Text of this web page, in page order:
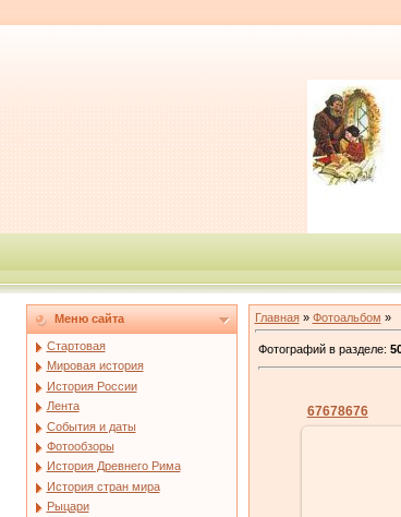
Меню сайта
Стартовая
Мировая история
История России
Лента
События и даты
Фотообзоры
История Древнего Рима
История стран мира
Рыцари
Главная» Фотоальбом »
Фотографий в разделе:
67678676